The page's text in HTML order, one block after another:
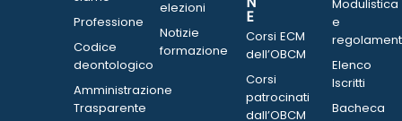
Professione
Codice
deontologico
Amministrazione
Trasparente
elezioni
Notizie
formazione
E
Corsi ECM
dell’OBCM
Corsi
patrocinati
dall’OBCM
Modulistica
e
Elenco
Iscritti
Bacheca